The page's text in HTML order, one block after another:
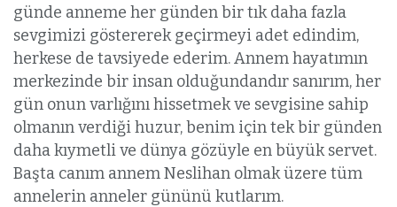
günde anneme her günden bir tık daha fazla
sevgimizi göstererek geçirmeyi adet edindim,
herkese de tavsiyede ederim. Annem hayatımın
merkezinde bir insan olduğundandır sanırım, her
gün onun varlığını hissetmek ve sevgisine sahip
olmanın verdiği huzur, benim için tek bir günden
daha kıymetli ve dünya gözüyle en büyük servet.
Başta canım annem Neslihan olmak üzere tüm
annelerin anneler gününü kutlarım.